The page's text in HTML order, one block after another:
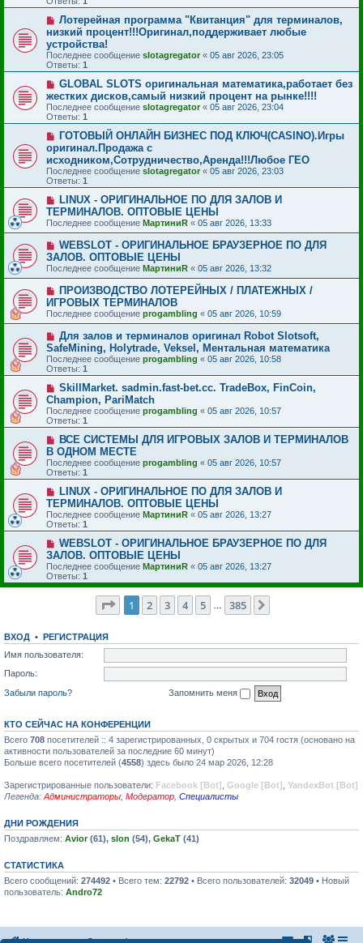
Лотерейная программа "Квитанция" для терминалов,
низкий процент!!!Оригинал,поддерживает любые
устройства!
Последнее сообщение slotagregator « 05 авг 2026, 23:05
Ответы: 1
GLOBAL SLOTS оригинальная математика,работает без
жестких дисков,самый низкий процент на рынке!!!!
Последнее сообщение slotagregator« 05 авг 2026, 23:04
Ответы: 1
ГОТОВЫЙ ОНЛАЙН БИЗНЕС ПОД КЛЮЧ(CASINO).Игры
оригинал.Продажа с
исходником,Сотрудничество,Аренда!!!Любое ГЕО
Последнее сообщение slotagregator « 05 авг 2026, 23:03
Ответы: 1
LINUX - ОРИГИНАЛЬНОЕ ПО ДЛЯ ЗАЛОВ И
ТЕРМИНАЛОВ. ОПТОВЫЕ ЦЕНЫ
Последнее сообщение МартиниR « 05 авг 2026, 13:33
WEBSLOT - ОРИГИНАЛЬНОЕ БРАУЗЕРНОЕ ПО ДЛЯ
ЗАЛОВ. ОПТОВЫЕ ЦЕНЫ
Последнее сообщение МартиниR « 05 авг 2026, 13:32
ПРОИЗВОДСТВО ЛОТЕРЕЙНЫХ / ПЛАТЕЖНЫХ /
ИГРОВЫХ ТЕРМИНАЛОВ
Последнее сообщение progambling « 05 авг 2026, 10:59
Для залов и терминалов оригинал Robot Slotsoft,
SafeMining, Holytrade, Veksel, Ментальная математика
Последнее сообщение progambling « 05 авг 2026, 10:58
Ответы: 1
SkillMarket. sadmin.fast-bet.cc. TradeBox, FinCoin,
Champion, PariMatch
Последнее сообщение progambling « 05 авг 2026, 10:57
Ответы: 1
ВСЕ СИСТЕМЫ ДЛЯ ИГРОВЫХ ЗАЛОВ И ТЕРМИНАЛОВ
В ОДНОМ МЕСТЕ
Последнее сообщение progambling « 05 авг 2026, 10:57
Ответы: 1
LINUX - ОРИГИНАЛЬНОЕ ПО ДЛЯ ЗАЛОВ И
ТЕРМИНАЛОВ. ОПТОВЫЕ ЦЕНЫ
Последнее сообщение МартиниR « 05 авг 2026, 13:27
Ответы: 1
WEBSLOT - ОРИГИНАЛЬНОЕ БРАУЗЕРНОЕ ПО ДЛЯ
ЗАЛОВ. ОПТОВЫЕ ЦЕНЫ
Последнее сообщение МартиниR « 05 авг 2026, 13:27
Ответы: 1
Страница из 385
1 2 3 4 5 385
ВХОД •
РЕГИСТРАЦИЯ
Имя пользователя:
Пароль:
Забыли пароль?
Запомнить меня
КТО СЕЙЧАС НА КОНФЕРЕНЦИИ
Всего 708 посетителей :: 4 зарегистрированных, 0 скрытых и 704 гостя (основано на
активности пользователей за последние 60 минут)
Больше всего посетителей (4558) здесь было 24 мар 2026, 12:28
Зарегистрированные пользователи: Facebook [Bot] Google [Bot] YandexBot [Bot]
Легенда: Администраторы Модератор Специалисты
ДНИ РОЖДЕНИЯ
Поздравляем: Avior(61), slon (54), GekaT (41)
СТАТИСТИКА
Всего сообщений: 274492 • Всего тем: 22792 • Всего пользователей: 32049 • Новый
пользователь: Andro72